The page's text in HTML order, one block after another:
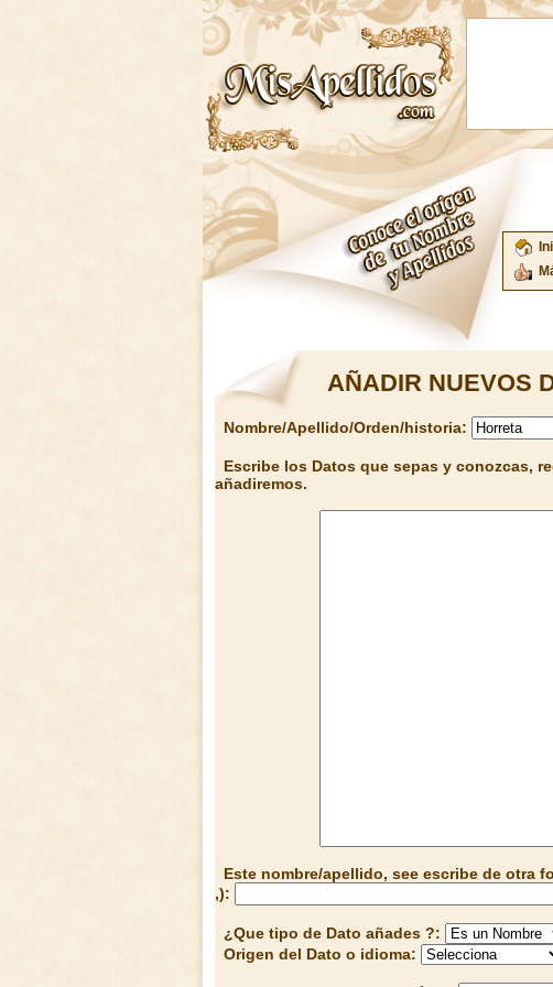
AÑADIR NUEVOS
Nombre/Apellido/Orden/historia:
Escribe los Datos que sepas y conozcas,
añadiremos.
Este nombre/apellido, see escribe de otra
,):
¿Que tipo de Dato añades ?:
Origen del Dato o idioma: